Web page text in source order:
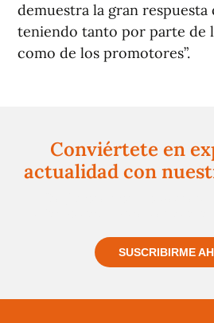
demuestra la gran respuesta
teniendo tanto por parte de
como de los promotores”.
Conviértete en
actualidad con
SUSCRIBIRME